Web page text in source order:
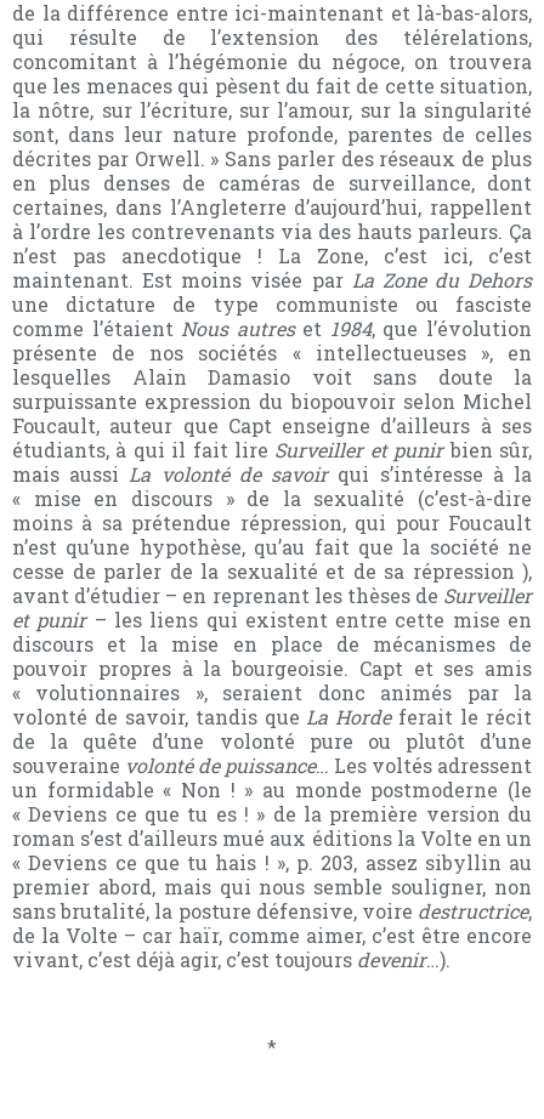
de la différence entre ici-maintenant et là-bas-alors,
qui résulte de l’extension des télérelations,
concomitant à l’hégémonie du négoce, on trouvera
que les menaces qui pèsent du fait de cette situation,
la nôtre, sur l’écriture, sur l’amour, sur la singularité
sont, dans leur nature profonde, parentes de celles
décrites par Orwell. » Sans parler des réseaux de plus
en plus denses de caméras de surveillance, dont
certaines, dans l’Angleterre d’aujourd’hui, rappellent
à l’ordre les contrevenants via des hauts parleurs. Ça
n’est pas anecdotique ! La Zone, c’est ici, c’est
maintenant. Est moins visée par La Zone du Dehors
une dictature de type communiste ou fasciste
comme l’étaient Nous autreset 1984, que l’évolution
présente de nos sociétés « intellectueuses », en
lesquelles Alain Damasio voit sans doute la
surpuissante expression du biopouvoir selon Michel
Foucault, auteur que Capt enseigne d’ailleurs à ses
étudiants, à qui il fait lire Surveiller et punirbien sûr,
mais aussi La volonté de savoirqui s’intéresse à la
« mise en discours » de la sexualité (c’est-à-dire
moins à sa prétendue répression, qui pour Foucault
n’est qu’une hypothèse, qu’au fait que la société ne
cesse de parler de la sexualité et de sa répression ),
avant d’étudier – en reprenant les thèses de Surveiller
et punir– les liens qui existent entre cette mise en
discours et la mise en place de mécanismes de
pouvoir propres à la bourgeoisie. Capt et ses amis
« volutionnaires », seraient donc animés par la
volonté de savoir, tandis que La Hordeferait le récit
de la quête d’une volonté pure ou plutôt d’une
souveraine volonté de puissance… Les voltés adressent
un formidable « Non ! » au monde postmoderne (le
« Deviens ce que tu es ! » de la première version du
roman s’est d’ailleurs mué aux éditions la Volte en un
« Deviens ce que tu hais ! », p. 203, assez sibyllin au
premier abord, mais qui nous semble souligner, non
sans brutalité, la posture défensive, voire destructrice,
de la Volte – car haïr, comme aimer, c’est être encore
vivant, c’est déjà agir, c’est toujours devenir…).
*